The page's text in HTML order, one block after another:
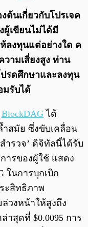
0:00/0:00
ต้นเกี่ยวกับโปรเจค
ผู้เขียนไม่ได้มี
ลงทุนแต่อย่างใด ค
ามเสี่ยงสูง ท่าน
รดศึกษาและลงทุน
มรับได้
BlockDAG ได้
ำสมัย ซึ่งขับเคลื่อน
ำรวจ’ ดิจิทัลนี้ได้รับ
ารของผู้ใช้ แสดง
ในการบุกเบิก
ะสิทธิภาพ
วงหน้าให้สูงถึง
าสุดที่ $0.0095 การ